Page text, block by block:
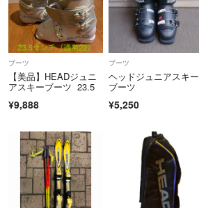
ブーツ
【美品】HEADジュニ
アスキーブーツ 23.5
¥9,888
ブーツ
ヘッドジュニアスキー
ブーツ
¥5,250